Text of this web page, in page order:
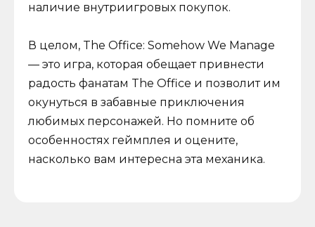
наличие внутриигровых покупок.
В целом, The Office: Somehow We Manage
— это игра, которая обещает привнести
радость фанатам The Office и позволит им
окунуться в забавные приключения
любимых персонажей. Но помните об
особенностях геймплея и оцените,
насколько вам интересна эта механика.